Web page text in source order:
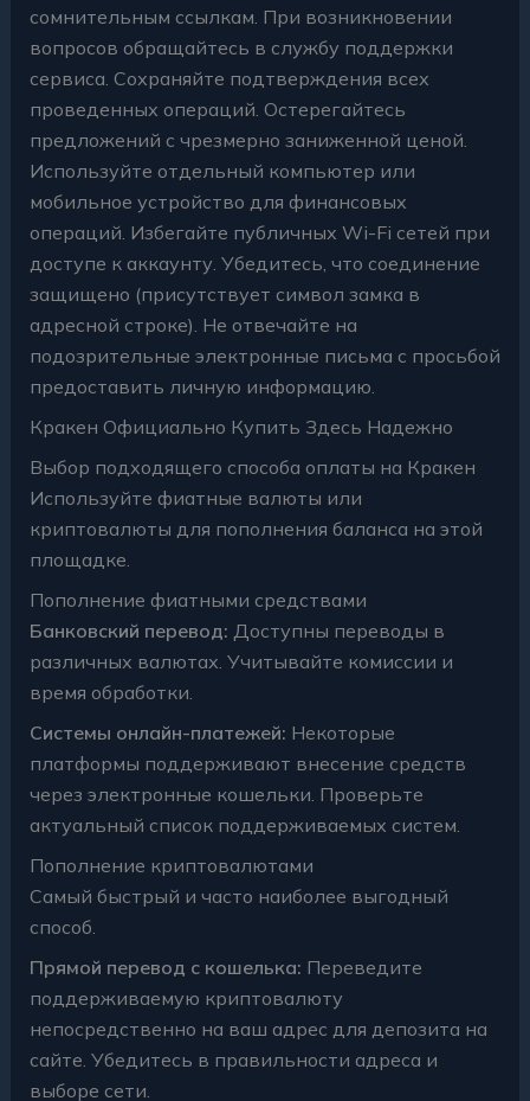
сомнительным ссылкам. При возникновении
вопросов обращайтесь в службу поддержки
сервиса. Сохраняйте подтверждения всех
проведенных операций. Остерегайтесь
предложений с чрезмерно заниженной ценой.
Используйте отдельный компьютер или
мобильное устройство для финансовых
операций. Избегайте публичных Wi-Fi сетей при
доступе к аккаунту. Убедитесь, что соединение
защищено (присутствует символ замка в
адресной строке). Не отвечайте на
подозрительные электронные письма с просьбой
предоставить личную информацию.
Кракен Официально Купить Здесь Надежно
Выбор подходящего способа оплаты на Кракен
Используйте фиатные валюты или
криптовалюты для пополнения баланса на этой
площадке.
Пополнение фиатными средствами
Банковский перевод: Доступны переводы в
различных валютах. Учитывайте комиссии и
время обработки.
Системы онлайн-платежей: Некоторые
платформы поддерживают внесение средств
через электронные кошельки. Проверьте
актуальный список поддерживаемых систем.
Пополнение криптовалютами
Самый быстрый и часто наиболее выгодный
способ.
Прямой перевод с кошелька: Переведите
поддерживаемую криптовалюту
непосредственно на ваш адрес для депозита на
сайте. Убедитесь в правильности адреса и
выборе сети.